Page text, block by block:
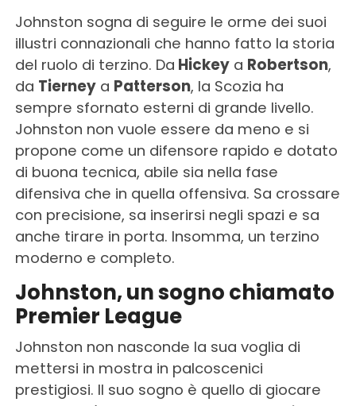
Johnston sogna di seguire le orme dei suoi
illustri connazionali che hanno fatto la storia
del ruolo di terzino. Da Hickeya Robertson,
da Tierneya Patterson, la Scozia ha
sempre sfornato esterni di grande livello.
Johnston non vuole essere da meno e si
propone come un difensore rapido e dotato
di buona tecnica, abile sia nella fase
difensiva che in quella offensiva. Sa crossare
con precisione, sa inserirsi negli spazi e sa
anche tirare in porta. Insomma, un terzino
moderno e completo.
Johnston, un sogno chiamato
Premier League
Johnston non nasconde la sua voglia di
mettersi in mostra in palcoscenici
prestigiosi. Il suo sogno è quello di giocare